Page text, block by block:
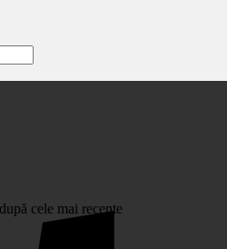
cele mai recente